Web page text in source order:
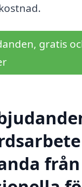
gratis
från